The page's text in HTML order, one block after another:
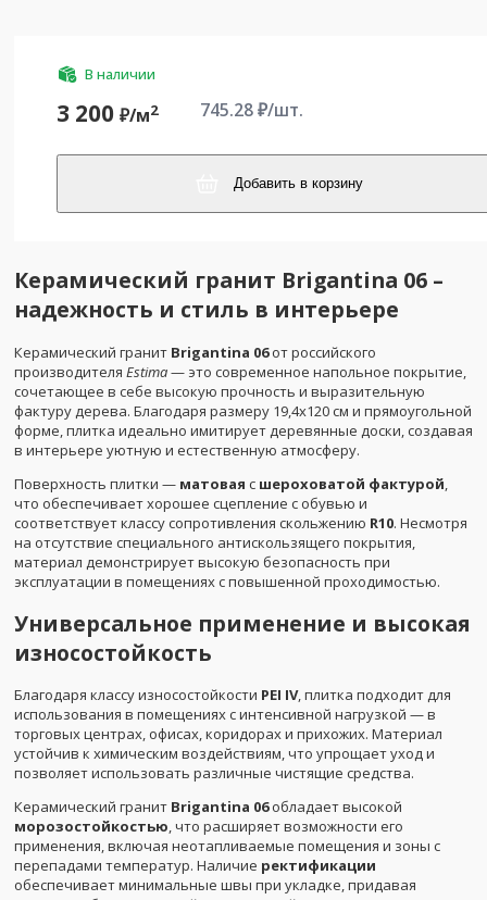
В наличии
3 200 ₽/м2 745.28₽/шт.
Добавить в корзину
Керамический гранит Brigantina 06 –
надежность и стиль в интерьере
Керамический гранит Brigantina 06от российского
производителя Estima— это современное напольное покрытие,
сочетающее в себе высокую прочность и выразительную
фактуру дерева. Благодаря размеру 19,4x120 см и прямоугольной
форме, плитка идеально имитирует деревянные доски, создавая
в интерьере уютную и естественную атмосферу.
Поверхность плитки — матовая с шероховатой фактурой
что обеспечивает хорошее сцепление с обувью и
соответствует классу сопротивления скольжению R10. Несмотря
на отсутствие специального антискользящего покрытия,
материал демонстрирует высокую безопасность при
эксплуатации в помещениях с повышенной проходимостью.
Универсальное применение и высокая
износостойкость
Благодаря классу износостойкости PEI IV, плитка подходит для
использования в помещениях с интенсивной нагрузкой — в
торговых центрах, офисах, коридорах и прихожих. Материал
устойчив к химическим воздействиям, что упрощает уход и
позволяет использовать различные чистящие средства.
Керамический гранит Brigantina 06обладает высокой
морозостойкостью, что расширяет возможности его
применения, включая неотапливаемые помещения и зоны с
перепадами температур. Наличие ректификации
обеспечивает минимальные швы при укладке, придавая